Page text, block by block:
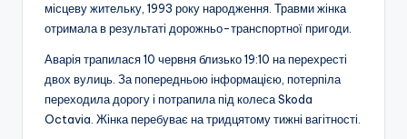
місцеву жительку, 1993 року народження. Травми жінка
отримала в результаті дорожньо-транспортної пригоди.
Аварія трапилася 10 червня близько 19:10 на перехресті
двох вулиць. За попередньою інформацією, потерпіла
переходила дорогу і потрапила під колеса Skoda
Octavia. Жінка перебуває на тридцятому тижні вагітності.